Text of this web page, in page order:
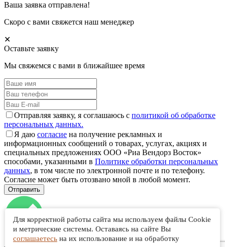
Для корректной работы сайта мы используем файлы Cookie
и метрические системы. Оставаясь на сайте Вы
соглашаетесь на их использование и на обработку
Ваша заявка отправлена!
Скоро с вами свяжется наш менеджер
✕
Оставьте заявку
Мы свяжемся с вами в ближайшее время
Отправляя заявку, я соглашаюсь с политикой об обработке
персональных данных.
Я даю согласие на получение рекламных и
информационных сообщений о товарах, услугах, акциях и
специальных предложениях ООО «Риа Вендорз Восток»
способами, указанными в Политике обработки персональных
данных, в том числе по электронной почте и по телефону.
Согласие может быть отозвано мной в любой момент.